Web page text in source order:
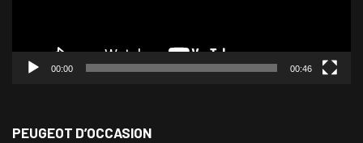
00:00 00:46
PEUGEOT D’OCCASION